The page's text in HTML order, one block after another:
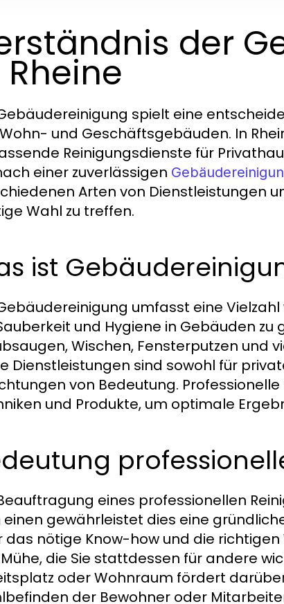
der
Rheine
spielt eine
und Geschäftsgebäuden. In
Reinigungsdienste für
einer zuverlässigen
Arten von Dienstleistungen
Wahl zu treffen.
ist
umfasst eine
und Hygiene in Gebäuden
Wischen, Fensterputzen und
Dienstleistungen sind sowohl für
von Bedeutung.
und Produkte, um optimale
eines professionellen
einen gewährleistet dies eine
das nötige Know-how und die
die Sie stattdessen für andere
oder Wohnraum fördert
der Bewohner oder